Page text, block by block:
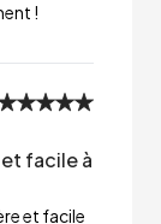
!
facile à
et facile